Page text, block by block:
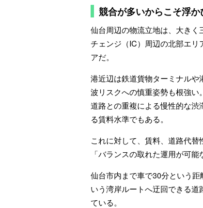
競合が多いからこそ浮か
仙台周辺の物流立地は、大き
チェンジ（IC）周辺の北部エリ
アだ。
港近辺は鉄道貨物ターミナル
波リスクへの慎重姿勢も根強
道路との重複による慢性的な
る賃料水準でもある。
これに対して、賃料、道路代替
「バランスの取れた運用が可
仙台市内まで車で30分という
いう湾岸ルートへ迂回できる
ている。